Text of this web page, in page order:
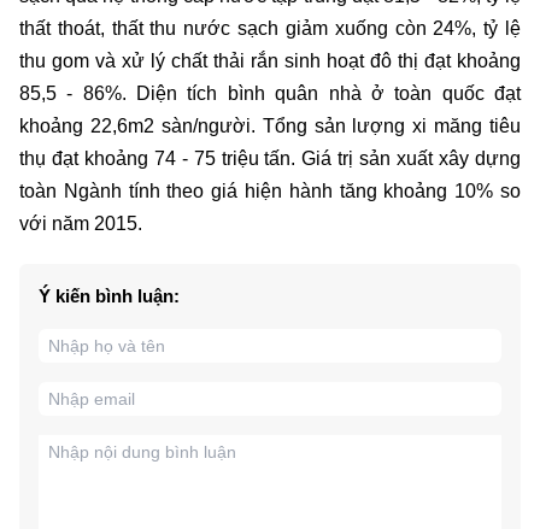
thất thoát, thất thu nước sạch giảm xuống còn 24%, tỷ lệ
thu gom và xử lý chất thải rắn sinh hoạt đô thị đạt khoảng
85,5 - 86%. Diện tích bình quân nhà ở toàn quốc đạt
khoảng 22,6m2 sàn/người. Tổng sản lượng xi măng tiêu
thụ đạt khoảng 74 - 75 triệu tấn. Giá trị sản xuất xây dựng
toàn Ngành tính theo giá hiện hành tăng khoảng 10% so
với năm 2015.
Ý kiến bình luận: